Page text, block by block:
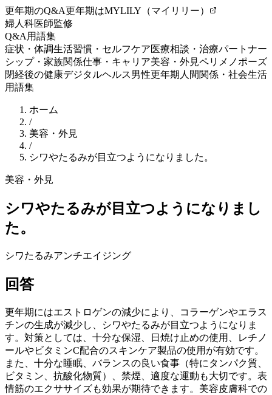
更年期のQ&A更年期はMYLILY（マイリリー）
婦人科医師監修
Q&A 用語集
症状・体調生活習慣・セルフケア医療相談・治療パートナー
シップ・家族関係仕事・キャリア美容・外見ペリメノポーズ
閉経後の健康デジタルヘルス男性更年期 人間関係・社会生活
用語集
ホーム
/
美容・外見
/
シワやたるみが目立つようになりました。
美容・外見
シワやたるみが目立つようになりまし
た。
シワたるみアンチエイジング
回答
更年期にはエストロゲンの減少により、コラーゲンやエラス
チンの生成が減少し、シワやたるみが目立つようになりま
す。対策としては、十分な保湿、日焼け止めの使用、レチノ
ールやビタミンC配合のスキンケア製品の使用が有効です。
また、十分な睡眠、バランスの良い食事（特にタンパク質、
ビタミン、抗酸化物質）、禁煙、適度な運動も大切です。表
情筋のエクササイズも効果が期待できます。美容皮膚科での